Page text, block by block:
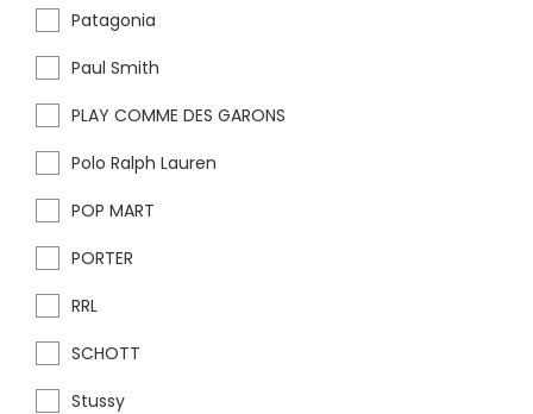
Patagonia
Paul Smith
PLAY COMME DES GARONS
Polo Ralph Lauren
POP MART
PORTER
RRL
SCHOTT
Stussy